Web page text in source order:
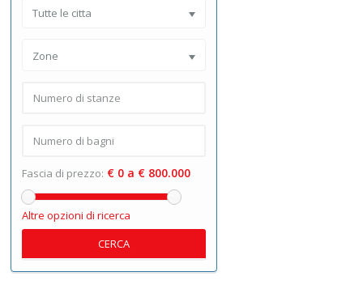
Tutte le citta
Zone
Fascia di prezzo: € 0 a € 800.000
Altre opzioni di ricerca
CERCA